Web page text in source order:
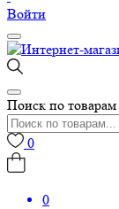
Войти
Поиск по товарам
0
0